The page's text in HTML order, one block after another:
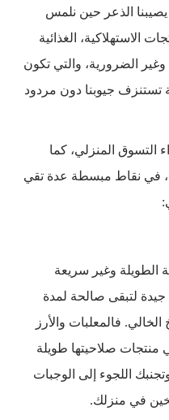
الذعر حين نلمس
الاستهلاكية، الغذائية
وغير الضرورية، والتي تكون
جيوبنا دون مردود
التسوق المنزلي، كما
في نقاط مبسطة عدة تقي
الطويلة وغير سريعة
جيدة لتبقى صالحة لمدة
فالمعلبات والأرز
منتجات صلاحيتها طويلة
اللجوء إلى الوجبات
في منزلك.